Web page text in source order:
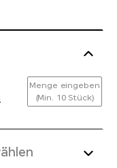
Menge eingeben
(Min. 10 Stück)